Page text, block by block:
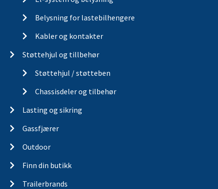
Belysning for lastebilhengere
Kabler og kontakter
Støttehjul og tillbehør
Støttehjul / støtteben
Chassisdeler og tilbehør
Lasting og sikring
Gassfjærer
Outdoor
Finn din butikk
Trailerbrands